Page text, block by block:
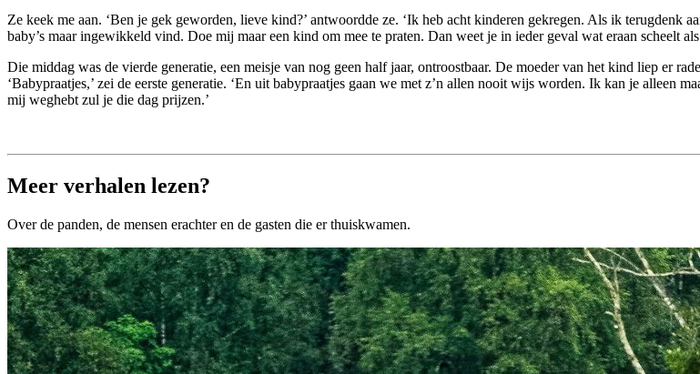
Ze keek me aan. ‘Ben je gek geworden, lieve kind?’ antwoordde ze. ‘Ik heb acht kinderen gekregen. Als ik terugdenk
baby’s maar ingewikkeld vind. Doe mij maar een kind om mee te praten. Dan weet je in ieder geval wat eraan scheelt
Die middag was de vierde generatie, een meisje van nog geen half jaar, ontroostbaar. De moeder van het kind liep er
‘Babypraatjes,’ zei de eerste generatie. ‘En uit babypraatjes gaan we met z’n allen nooit wijs worden. Ik kan je alleen
mij weghebt zul je die dag prijzen.’
Meer verhalen lezen?
Over de panden, de mensen erachter en de gasten die er thuiskwamen.